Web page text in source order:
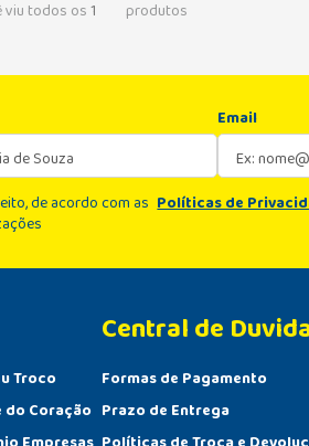
viu todos os1 produtos
Email
de acordo com as Políticas de
Troco
do Coração
Central de
Formas de Pagamento
Prazo de Entrega